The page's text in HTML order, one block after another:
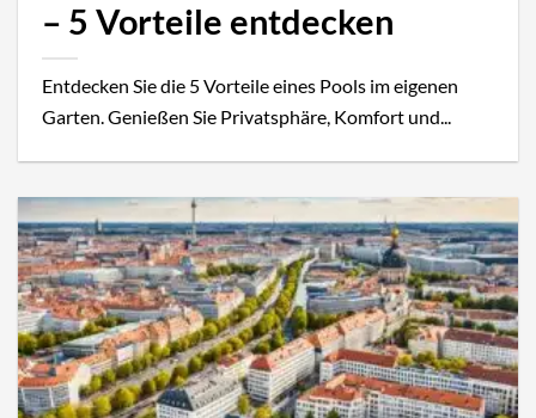
– 5 Vorteile entdecken
Entdecken Sie die 5 Vorteile eines Pools im eigenen
Garten. Genießen Sie Privatsphäre, Komfort und...